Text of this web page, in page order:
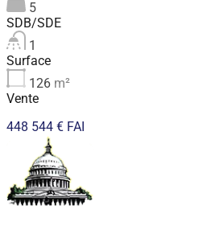
5
SDB/SDE
1
Surface
126 m²
Vente
448 544 € FAI